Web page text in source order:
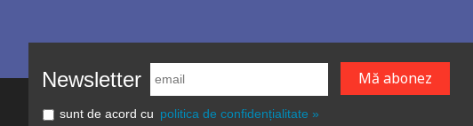
Newsletter
sunt de acord cu politica de confidențialitate »